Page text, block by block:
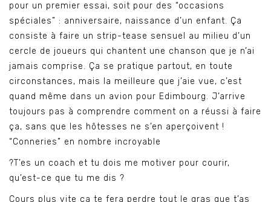
pour un premier essai, soit pour des “occasions
spéciales” : anniversaire, naissance d’un enfant. Ça
consiste à faire un strip-tease sensuel au milieu d’un
cercle de joueurs qui chantent une chanson que je n’ai
jamais comprise. Ça se pratique partout, en toute
circonstances, mais la meilleure que j’aie vue, c’est
quand même dans un avion pour Edimbourg. J’arrive
toujours pas à comprendre comment on a réussi à faire
ça, sans que les hôtesses ne s’en aperçoivent !
“Conneries” en nombre incroyable
?T’es un coach et tu dois me motiver pour courir,
qu’est-ce que tu me dis ?
Cours plus vite ça te fera perdre tout le gras que t’as